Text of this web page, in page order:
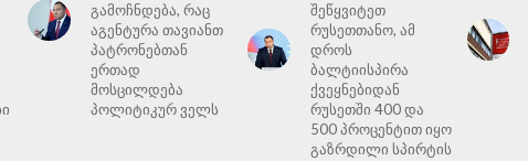
გამოჩნდება, რაც
აგენტურა თავიანთ
პატრონებთან
ერთად
მოსცილდება
პოლიტიკურ ველს
შეწყვიტეთ
რუსეთთანო, ამ
დროს
ბალტიისპირა
ქვეყნებიდან
რუსეთში 400 და
500 პროცენტით იყო
გაზრდილი სპირტის